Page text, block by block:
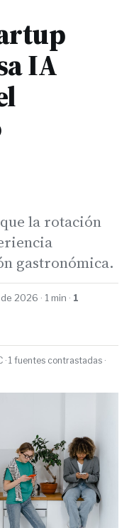
IA
la rotación
gastronómica.
2026 · 1 min · 1
1 fuentes contrastadas ·